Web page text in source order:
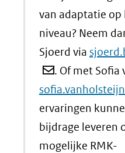
van adaptatie
niveau? Neem
Sjoerd via
. Of met Sofia
ervaringen
bijdrage leveren
mogelijke RMK-